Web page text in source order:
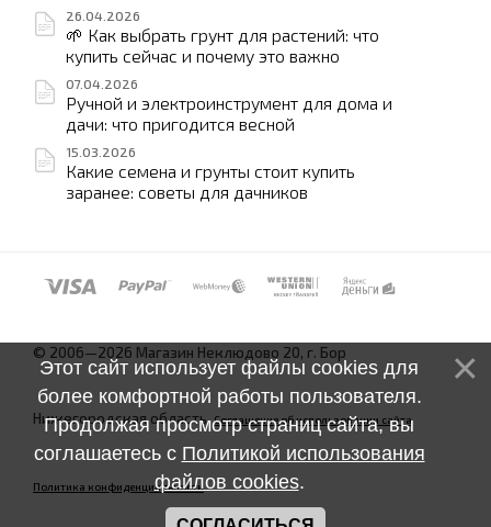
26.04.2026
🌱 Как выбрать грунт для растений: что
купить сейчас и почему это важно
07.04.2026
Ручной и электроинструмент для дома и
дачи: что пригодится весной
15.03.2026
Какие семена и грунты стоит купить
заранее: советы для дачников
© 2006—2026 Магазин Неклюдово 20, г. Бор
Нижегородская область.Соглашение об использовании сайта
Политика конфиденциальности
Этот сайт использует файлы cookies для
более комфортной работы пользователя.
Продолжая просмотр страниц сайта, вы
соглашаетесь с Политикой использования
файлов cookies.